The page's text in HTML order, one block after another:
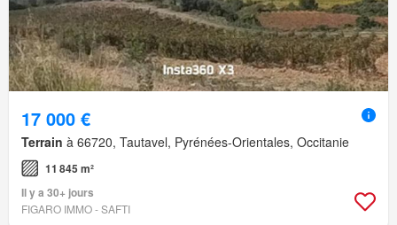
17 000 €
Terrain à 66720, Tautavel, Pyrénées-Orientales, Occitanie
11 845 m²
Il y a 30+ jours
FIGARO IMMO - SAFTI